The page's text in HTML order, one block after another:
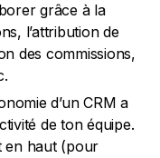
grâce à la
l’attribution de
des commissions,
d’un CRM a
de ton équipe.
en haut (pour